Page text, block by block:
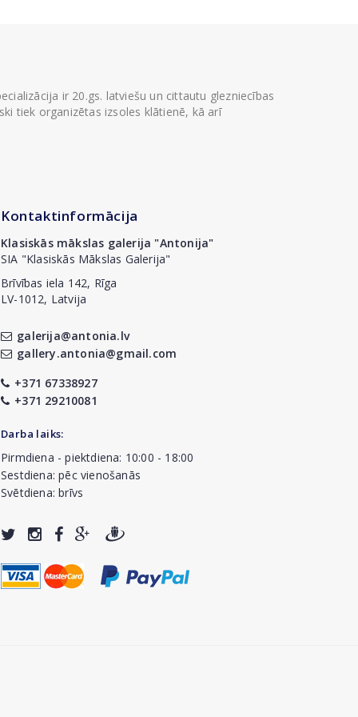
ir 20.gs. latviešu un cittautu glezniecības
tiek organizētas izsoles klātienē, kā arī
Kontaktinformācija
Klasiskās mākslas galerija "Antonija"
SIA "Klasiskās Mākslas Galerija"
Brīvības iela 142, Rīga
LV-1012, Latvija
galerija@antonia.lv
gallery.antonia@gmail.com
+371 67338927
+371 29210081
Darba laiks:
Pirmdiena - piektdiena: 10:00 - 18:00
Sestdiena: pēc vienošanās
Svētdiena: brīvs